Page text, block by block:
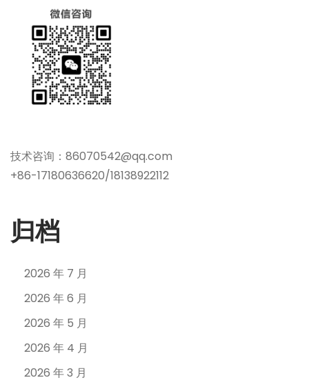
技术咨询：86070542@qq.com
+86-17180636620/18138922112
归档
2026 年 7 月
2026 年 6 月
2026 年 5 月
2026 年 4 月
2026 年 3 月